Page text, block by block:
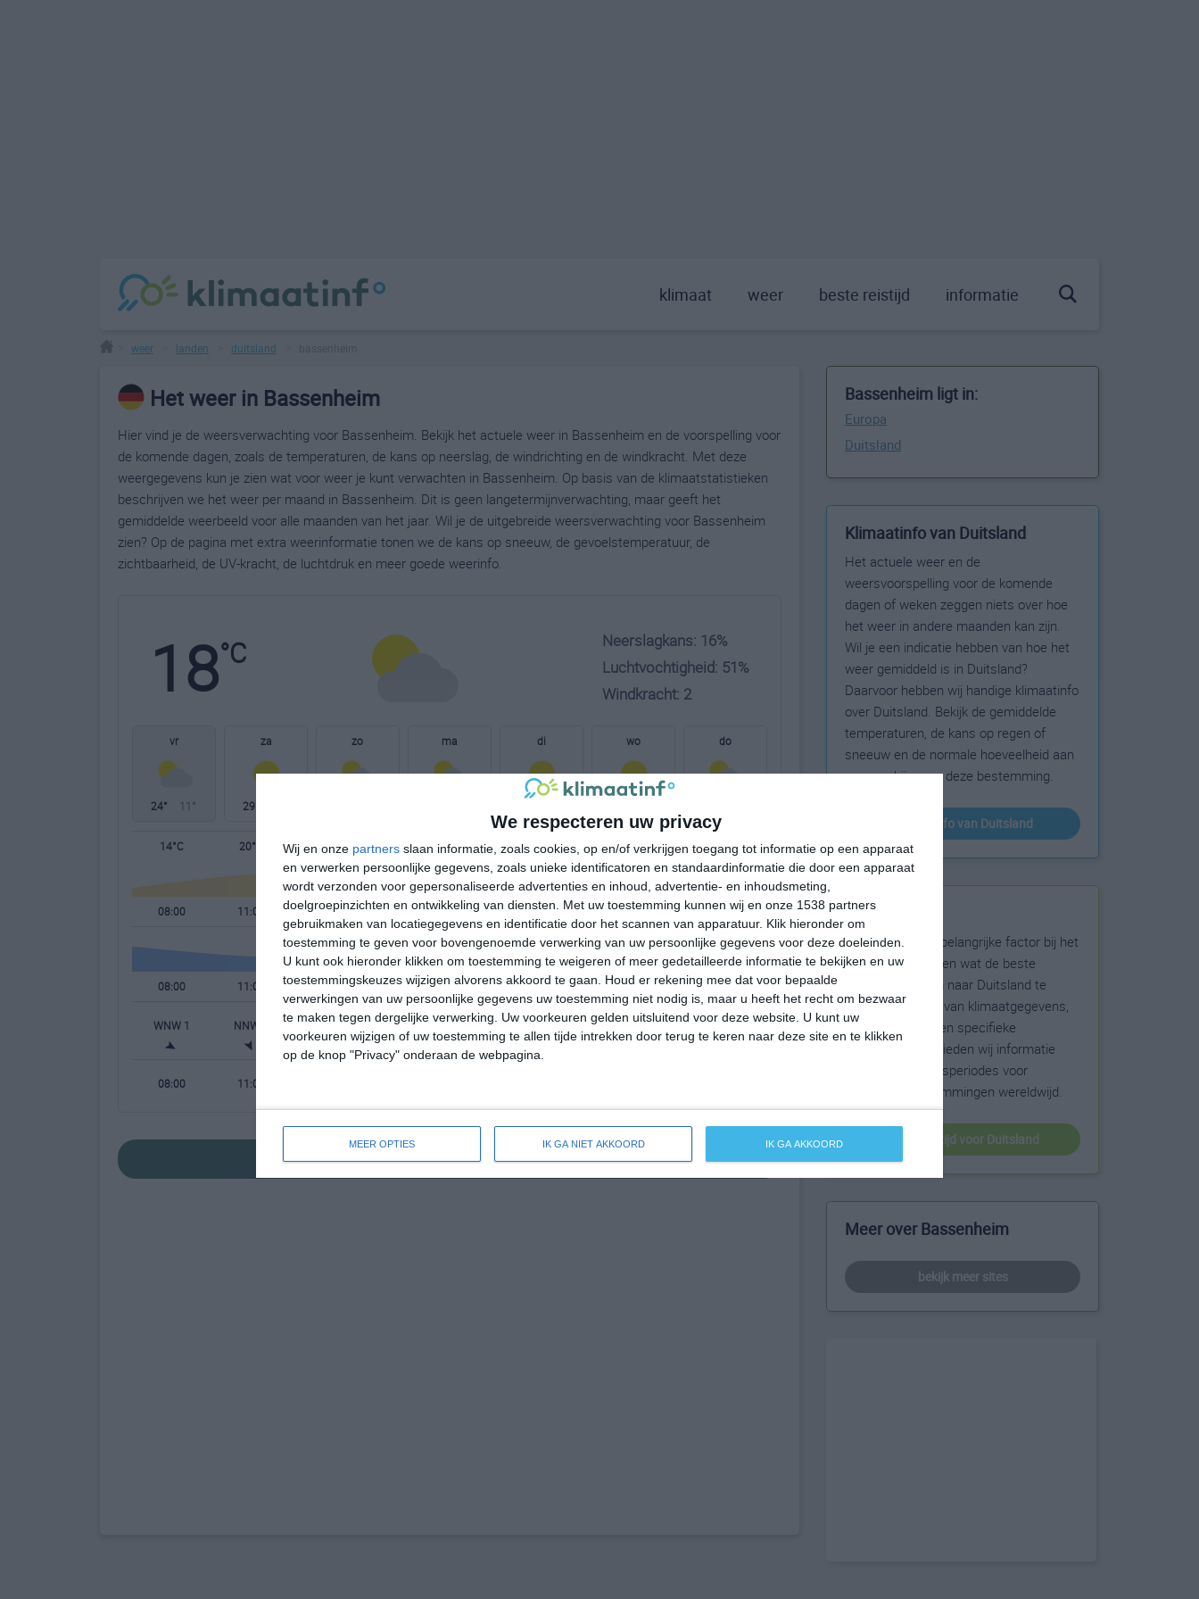
We respecteren uw privacy
Wij en onze partners slaan informatie, zoals cookies, op en/of verkrijgen toegang tot informatie op een apparaat
en verwerken persoonlijke gegevens, zoals unieke identificatoren en standaardinformatie die door een apparaat
wordt verzonden voor gepersonaliseerde advertenties en inhoud, advertentie- en inhoudsmeting,
doelgroepinzichten en ontwikkeling van diensten.
Met uw toestemming kunnen wij en onze 1538 partners
gebruikmaken van locatiegegevens en identificatie door het scannen van apparatuur. Klik hieronder om
toestemming te geven voor bovengenoemde verwerking van uw persoonlijke gegevens voor deze doeleinden.
U kunt ook hieronder klikken om toestemming te weigeren of meer gedetailleerde informatie te bekijken en uw
toestemmingskeuzes wijzigen alvorens akkoord te gaan.
Houd er rekening mee dat voor bepaalde
verwerkingen van uw persoonlijke gegevens uw toestemming niet nodig is, maar u heeft het recht om bezwaar
te maken tegen dergelijke verwerking. Uw voorkeuren gelden uitsluitend voor deze website. U kunt uw
voorkeuren wijzigen of uw toestemming te allen tijde intrekken door terug te keren naar deze site en te klikken
op de knop "Privacy" onderaan de webpagina.
MEER OPTIES IK GA NIET AKKOORD IK GA AKKOORD
klimaat weer beste reistijd informatie
weer landen duitsland
Het weer in Bassenheim
Hier vind je de weersverwachting voor Bassenheim. Bekijk het actuele weer in Bassenheim en de voorspelling voor
de komende dagen, zoals de temperaturen, de kans op neerslag, de windrichting en de windkracht. Met deze
weergegevens kun je zien wat voor weer je kunt verwachten in Bassenheim. Op basis van de klimaatstatistieken
beschrijven we het weer per maand in Bassenheim. Dit is geen langetermijnverwachting, maar geeft het
gemiddelde weerbeeld voor alle maanden van het jaar. Wil je de uitgebreide weersverwachting voor Bassenheim
zien? Op de pagina met extra weerinformatie tonen we de kans op sneeuw, de gevoelstemperatuur, de
zichtbaarheid, de UV-kracht, de luchtdruk en meer goede weerinfo.
18°C
Neerslagkans: 16%
Luchtvochtigheid: 51%
Windkracht: 2
vr
24° 11°
za
29°
zo ma di wo do
14°C 20°C 23°C 24°C 22°C 16°C 13°C 11°C
08:00 11:00 14:00 17:00 20:00 23:00 02:00 05:00
08:00 11:00 14:00 17:00 20:00 23:00 02:00 05:00
WNW 1 NNW 2 NNW 2 NNW 3 NNW 2 WNW 1 W 1 ZW 1
08:00 11:00
bekijk de uitgebreide weersverwachting voor Bassenheim
Bassenheim ligt in:
Europa
Duitsland
Klimaatinfo van Duitsland
Het actuele weer en de
weersvoorspelling voor de komende
dagen of weken zeggen niets over hoe
het weer in andere maanden kan zijn.
Wil je een indicatie hebben van hoe het
weer gemiddeld is in Duitsland?
Daarvoor hebben wij handige klimaatinfo
over Duitsland. Bekijk de gemiddelde
temperaturen, de kans op regen of
sneeuw en de normale hoeveelheid aan
zonneschijn voor deze bestemming.
klimaatinfo van Duitsland
Beste reistijd
Het weer is een belangrijke factor bij het
reizen. Wil je weten wat de beste
maanden zijn om naar Duitsland te
reizen? Op basis van klimaatgegevens,
weersextremen en specifieke
weerinformatie bieden wij informatie
over de beste reisperiodes voor
duizenden bestemmingen wereldwijd.
beste reistijd voor Duitsland
Meer over Bassenheim
bekijk meer sites